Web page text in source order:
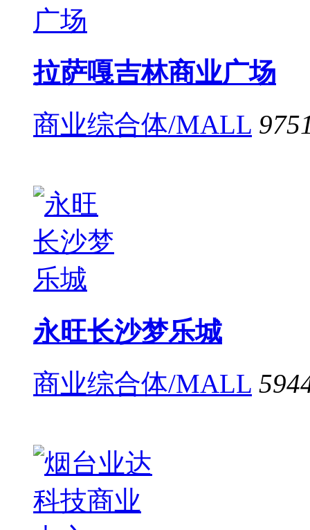
拉萨嘎吉林商业广场
商业综合体/MALL
永旺长沙梦乐城
商业综合体/MALL